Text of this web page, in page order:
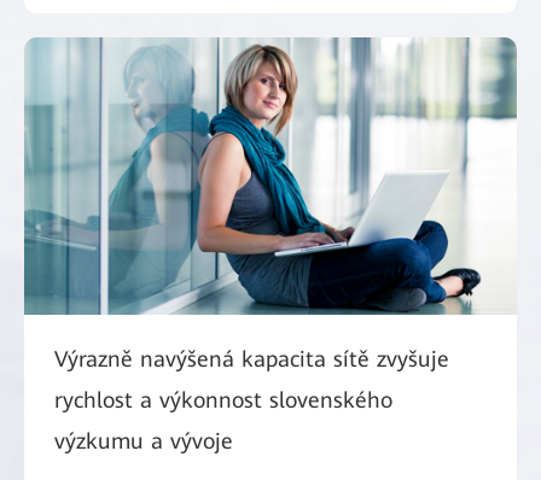
Výrazně navýšená kapacita sítě zvyšuje
rychlost a výkonnost slovenského
výzkumu a vývoje